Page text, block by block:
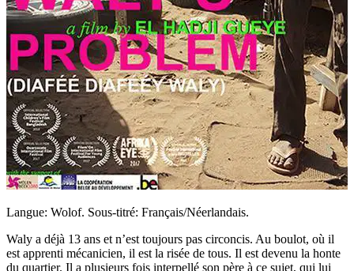
Langue: Wolof. Sous-titré: Français/Néerlandais.
Waly a déjà 13 ans et n’est toujours pas circoncis. Au boulot, où il
est apprenti mécanicien, il est la risée de tous. Il est devenu la honte
du quartier. Il a plusieurs fois interpellé son père à ce sujet, qui lui